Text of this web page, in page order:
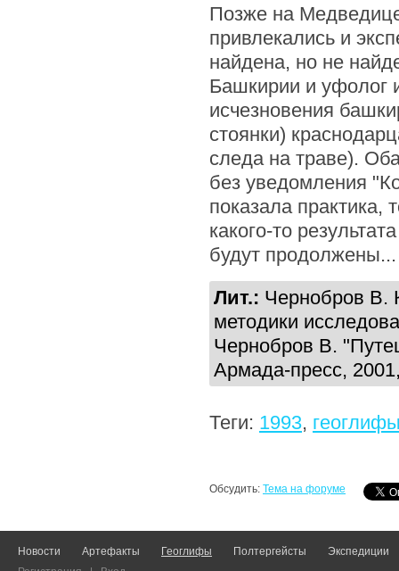
Позже на
привлекались и
найдена, но не
Башкирии и уфолог
исчезновения
стоянки)
следа на траве).
без уведомления
показала практика,
какого-то
будут продолжены...
Лит.: Чернобров В.
методики
Чернобров В.
Армада-пресс,
Теги: 1993,
Обсудить: Тема на форуме
Новости Артефакты Геоглифы Полтергейсты
Экспедиции